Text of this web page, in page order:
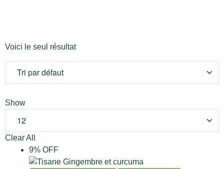
Voici le seul résultat
Show
Clear All
9% OFF